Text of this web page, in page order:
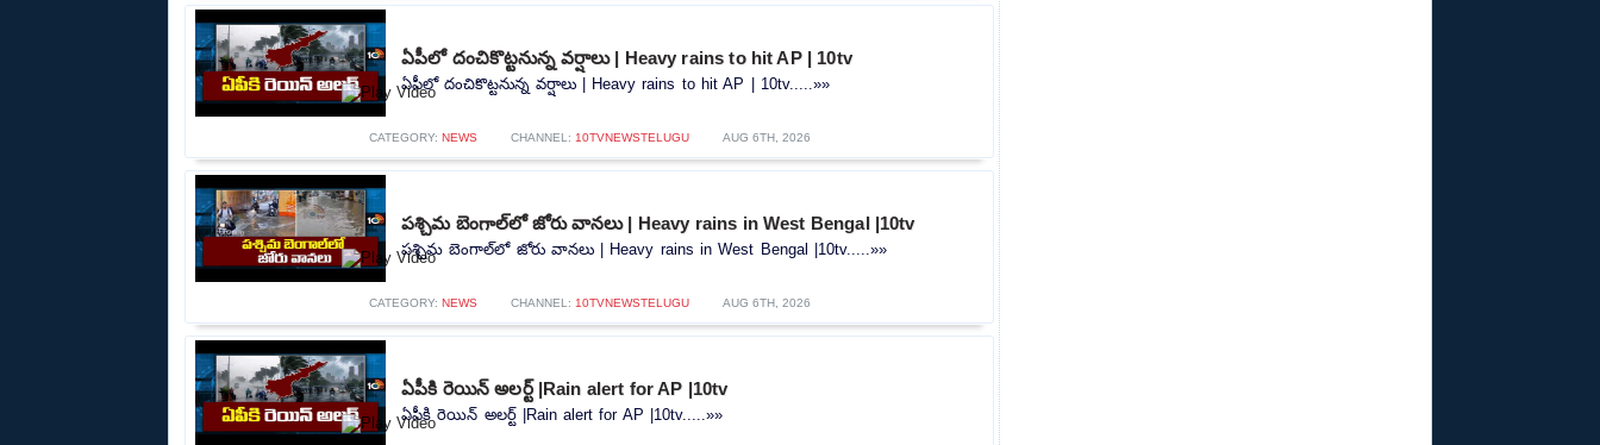
ఏపీలో దంచికొట్టనున్న వర్షాలు | Heavy rains to hit AP | 10tv
ఏపీలో దంచికొట్టనున్న వర్షాలు | Heavy rains to hit AP | 10tv.....»»
CATEGORY: NEWS CHANNEL: 10TVNEWSTELUGU AUG 6TH, 2026
పశ్చిమ బెంగాల్‌లో జోరు వానలు | Heavy rains in West Bengal |10tv
పశ్చిమ బెంగాల్‌లో జోరు వానలు | Heavy rains in West Bengal |10tv.....»»
CATEGORY: NEWS CHANNEL: 10TVNEWSTELUGU AUG 6TH, 2026
ఏపీకి రెయిన్ అలర్ట్ |Rain alert for AP |10tv
ఏపీకి రెయిన్ అలర్ట్ |Rain alert for AP |10tv.....»»